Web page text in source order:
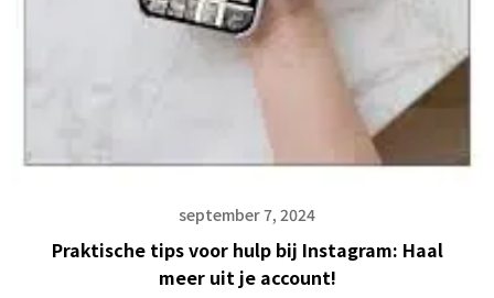
september 7, 2024
Praktische tips voor hulp bij Instagram: Haal
meer uit je account!